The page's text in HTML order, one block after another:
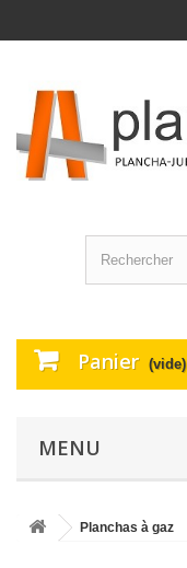
Panier (vide)
MENU
Planchas à gaz